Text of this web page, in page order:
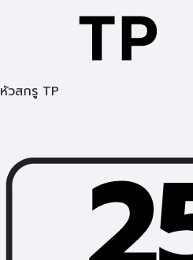
หัวสกรู TP